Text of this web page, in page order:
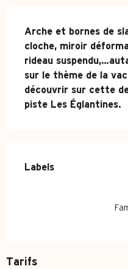
Description
Arche et bornes de
cloche, miroir
rideau
sur le thème de la
découvrir sur cette
piste Les Églantines.
Offres de
Labels
Labels
Tarifs